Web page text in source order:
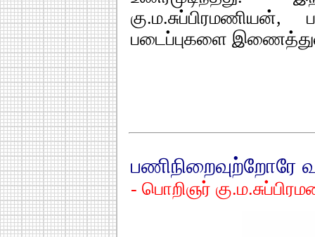
படைப்புகளை
பணிநிறைவுற்றோரே
- பொறிஞர்